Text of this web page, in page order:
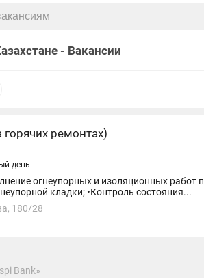
- Вакансии
ремонтах)
день
огнеупорных и изоляционных работ
кладки; •Контроль состояния...
180/28
Bank»